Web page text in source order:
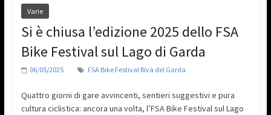
Varie
Si è chiusa l’edizione 2025 dello FSA
Bike Festival sul Lago di Garda
06/05/2025 FSA Bike Festival Riva del Garda
Quattro giorni di gare avvincenti, sentieri suggestivi e pura
cultura ciclistica: ancora una volta, l’FSA Bike Festival sul Lago